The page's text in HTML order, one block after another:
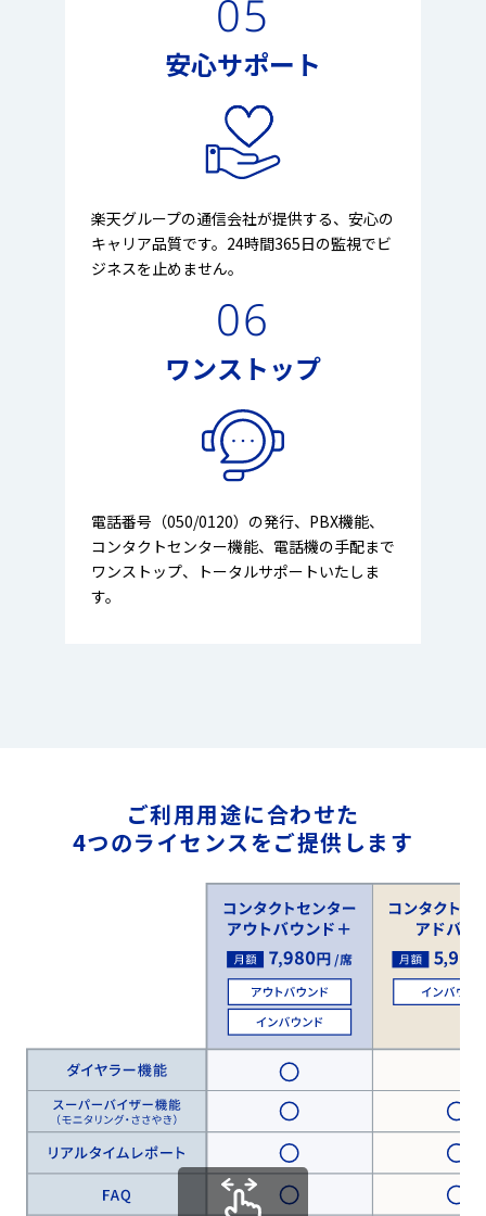
05
安心サポート
楽天グループの通信会社が提供する、安心の
キャリア品質です。24時間365日の監視でビ
ジネスを止めません。
06
ワンストップ
電話番号（050/0120）の発行、PBX機能、
コンタクトセンター機能、電話機の手配まで
ワンストップ、トータルサポートいたしま
す。
ご利用用途に合わせた
4つのライセンスをご提供します